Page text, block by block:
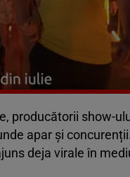
producătorii show-
apar și
deja virale în